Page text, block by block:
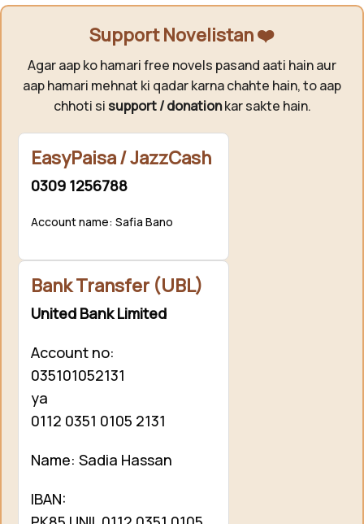
Support Novelistan ❤️
Agar aap ko hamari free novels pasand aati hain aur
aap hamari mehnat ki qadar karna chahte hain, to aap
chhoti si support / donationkar sakte hain.
EasyPaisa / JazzCash
0309 1256788
Account name: Safia Bano
Bank Transfer (UBL)
United Bank Limited
Account no:
035101052131
ya
0112 0351 0105 2131
Name: Sadia Hassan
IBAN: